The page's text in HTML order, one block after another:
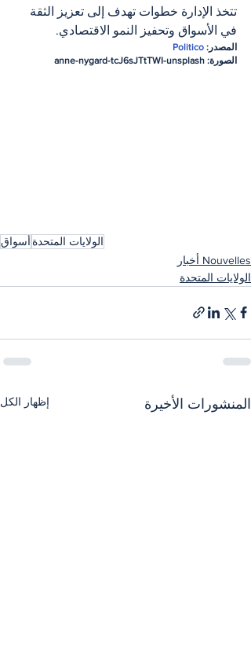
تتخذ الإدارة خطوات تهدف إلى تعزيز الثقة
في الأسواق وتحفيز النمو الاقتصادي.
المصدر: Politico
الصورة: anne-nygard-tcJ6sJTtTWI-unsplash
الولايات المتحدة أسواق
Nouvelles أخبار
الولايات المتحدة
المنشورات الأخيرة إظهار الكل